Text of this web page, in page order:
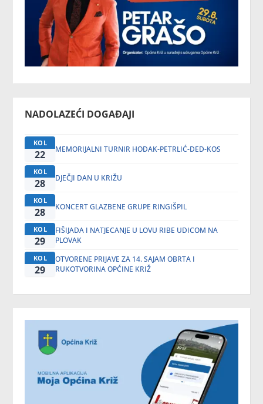
NADOLAZEĆI DOGAĐAJI
KOL
22 MEMORIJALNI TURNIR HODAK-PETRLIĆ-DED-KOS
KOL
28 DJEČJI DAN U KRIŽU
KOL
28 KONCERT GLAZBENE GRUPE RINGIŠPIL
KOL
29
FIŠIJADA I NATJECANJE U LOVU RIBE UDICOM NA
PLOVAK
KOL
29
OTVORENE PRIJAVE ZA 14. SAJAM OBRTA I
RUKOTVORINA OPĆINE KRIŽ